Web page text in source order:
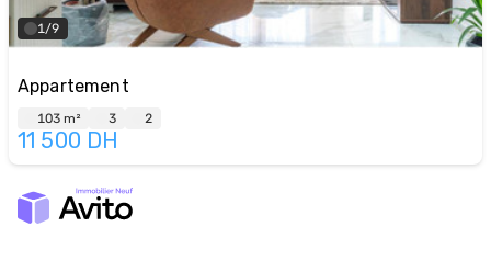
1/9
Appartement
103 m² 3 2
11 500 DH